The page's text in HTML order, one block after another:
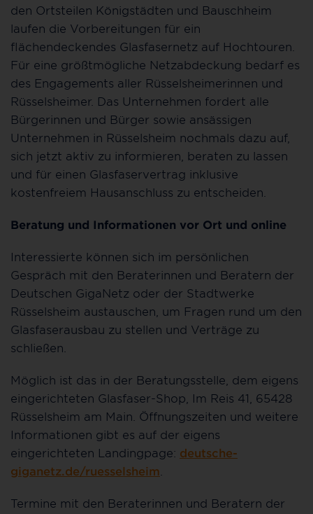
den Ortsteilen Königstädten und Bauschheim
laufen die Vorbereitungen für ein
flächendeckendes Glasfasernetz auf Hochtouren.
Für eine größtmögliche Netzabdeckung bedarf es
des Engagements aller Rüsselsheimerinnen und
Rüsselsheimer. Das Unternehmen fordert alle
Bürgerinnen und Bürger sowie ansässigen
Unternehmen in Rüsselsheim nochmals dazu auf,
sich jetzt aktiv zu informieren, beraten zu lassen
und für einen Glasfaservertrag inklusive
kostenfreiem Hausanschluss zu entscheiden.
Beratung und Informationen vor Ort und online
Interessierte können sich im persönlichen
Gespräch mit den Beraterinnen und Beratern der
Deutschen GigaNetz oder der Stadtwerke
Rüsselsheim austauschen, um Fragen rund um den
Glasfaserausbau zu stellen und Verträge zu
schließen.
Möglich ist das in der Beratungsstelle, dem eigens
eingerichteten Glasfaser-Shop, Im Reis 41, 65428
Rüsselsheim am Main. Öffnungszeiten und weitere
Informationen gibt es auf der eigens
eingerichteten Landingpage: deutsche-
giganetz.de/ruesselsheim
Termine mit den Beraterinnen und Beratern der